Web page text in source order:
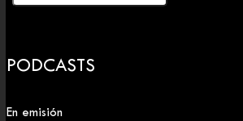
PODCASTS
En emisión